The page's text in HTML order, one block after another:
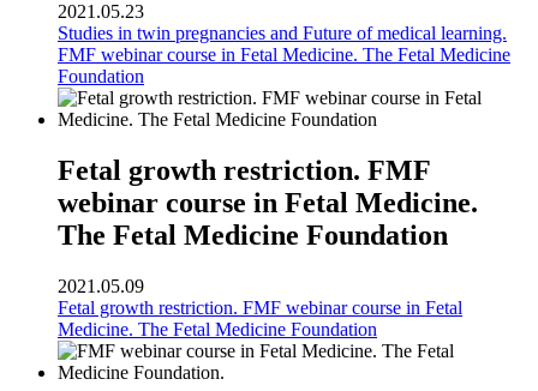
2021.05.23
Studies in twin pregnancies and Future of medical learning.
FMF webinar course in Fetal Medicine. The Fetal Medicine
Foundation
Fetal growth restriction. FMF
webinar course in Fetal Medicine.
The Fetal Medicine Foundation
2021.05.09
Fetal growth restriction. FMF webinar course in Fetal
Medicine. The Fetal Medicine Foundation